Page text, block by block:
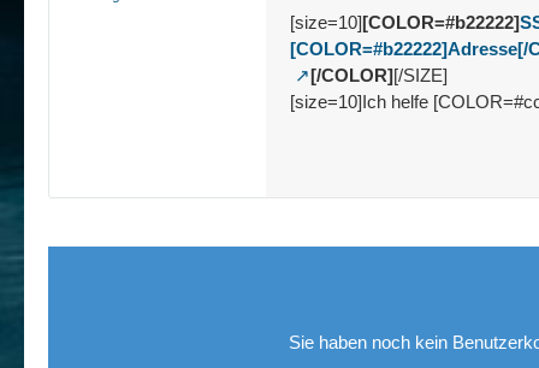
[size=10][COLOR=#b22222]
[COLOR=#b22222]Adresse[/
[/COLOR][/SIZE]
[size=10]Ich helfe
Sie haben noch kein